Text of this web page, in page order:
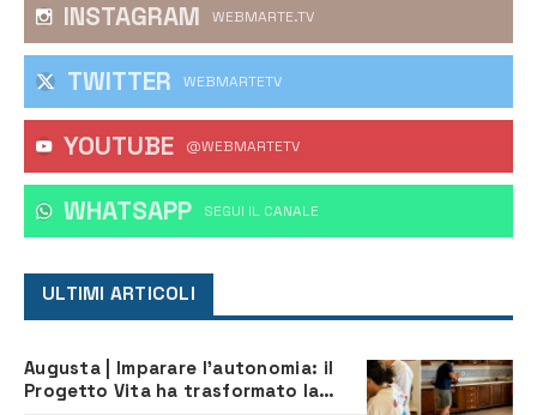
INSTAGRAM WEBMARTE.TV
TWITTER WEBMARTETV
YOUTUBE @WEBMARTETV
WHATSAPP ‎SEGUI IL CANALE
ULTIMI ARTICOLI
Augusta | Imparare l’autonomia: il
Progetto Vita ha trasformato la